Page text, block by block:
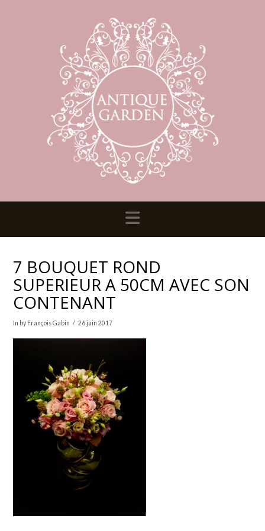
Navigation
7 BOUQUET ROND
SUPERIEUR A 50CM AVEC SON
CONTENANT
In by François Gabin 26 juin 2017